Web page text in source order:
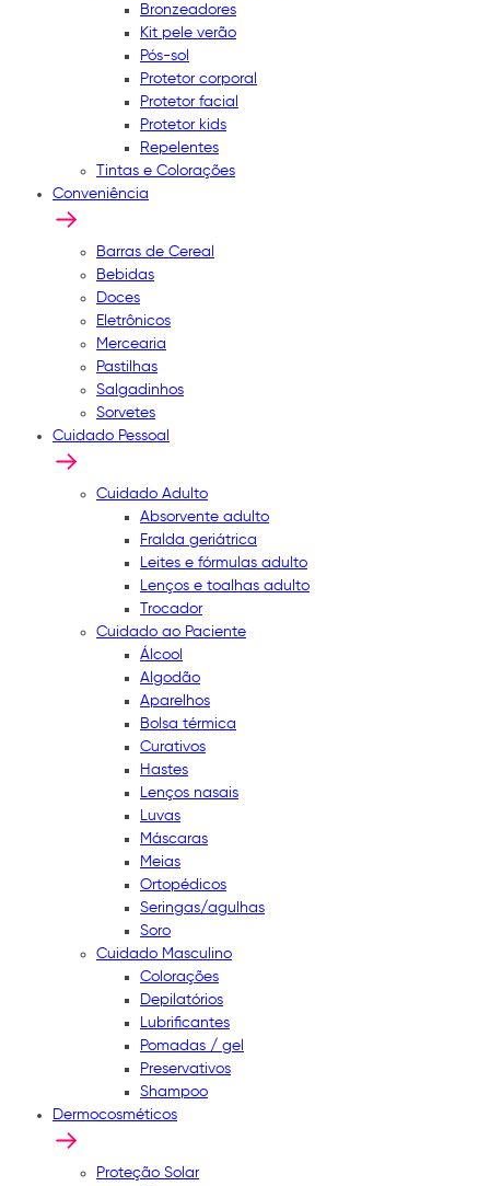
Bronzeadores
Kit pele verão
Pós-sol
Protetor corporal
Protetor facial
Protetor kids
Repelentes
Tintas e Colorações
Conveniência
Barras de Cereal
Bebidas
Doces
Eletrônicos
Mercearia
Pastilhas
Salgadinhos
Sorvetes
Cuidado Pessoal
Cuidado Adulto
Absorvente adulto
Fralda geriátrica
Leites e fórmulas adulto
Lenços e toalhas adulto
Trocador
Cuidado ao Paciente
Álcool
Algodão
Aparelhos
Bolsa térmica
Curativos
Hastes
Lenços nasais
Luvas
Máscaras
Meias
Ortopédicos
Seringas/agulhas
Soro
Cuidado Masculino
Colorações
Depilatórios
Lubrificantes
Pomadas / gel
Preservativos
Shampoo
Dermocosméticos
Proteção Solar